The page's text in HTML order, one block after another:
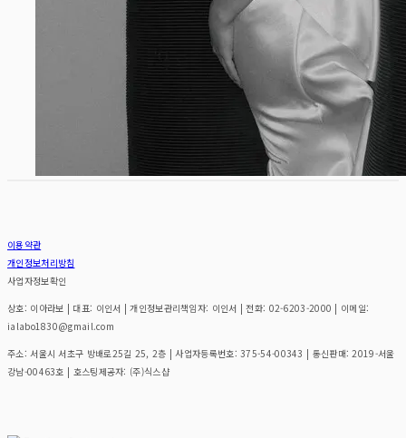
이용약관
개인정보처리방침
사업자정보확인
상호: 이아라보 | 대표: 이인서 | 개인정보관리책임자: 이인서 | 전화: 02-6203-2000 | 이메일:
ialabo1830@gmail.com
주소: 서울시 서초구 방배로25길 25, 2층 | 사업자등록번호:375-54-00343 | 통신판매:2019-서울
강남-00463호 | 호스팅제공자: (주)식스샵